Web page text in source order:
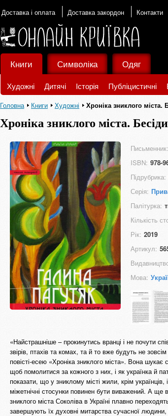
Доставка і оплата Доставка закордон Контакти
Книги
Художні Дитячі Історія Публіцистичні
Символіка Одяг
Головна Книги Художні Хроніка зниклого міста.
Хроніка зниклого міста.
Письменник:
ISBN: 978-
Підрубрика:
Серія:
Палітурка:
Кількість
Рік: 2019
Артикул:
Мова:
«Найстрашніше – прокинутись вранці і не почути
звірів, птахів та комах, та й то вже будуть не
повісті-есею «Хроніка зниклого міста». Вона
щоб помолитися за кожного з них, і як українка й
показати, що у зниклому місті жили, крім
міжетнічні стосунки повинен бути виважений. А
зниклого міста Соколіва в Україні плавно
завершують їх духовні митарства сучасної людини,